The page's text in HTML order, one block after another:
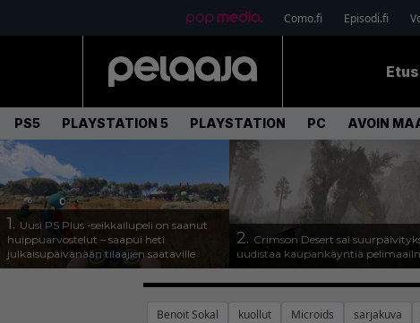
Como.fi Episodi.fi
PS5 PLAYSTATION 5 PLAYSTATION PC AVOIN
1. Uusi PS Plus -seikkailupeli on saanut
huippuarvostelut – saapui heti
julkaisupäivänään tilaajien saataville
2. Crimson Desert sai
uudistaa kaupankäyntiä
Benoit Sokal kuollut Microids sarjakuva